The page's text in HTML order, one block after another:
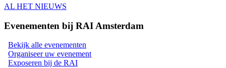
AL HET NIEUWS
Evenementen bij RAI Amsterdam
Bekijk alle evenementen
Organiseer uw evenement
Exposeren bij de RAI